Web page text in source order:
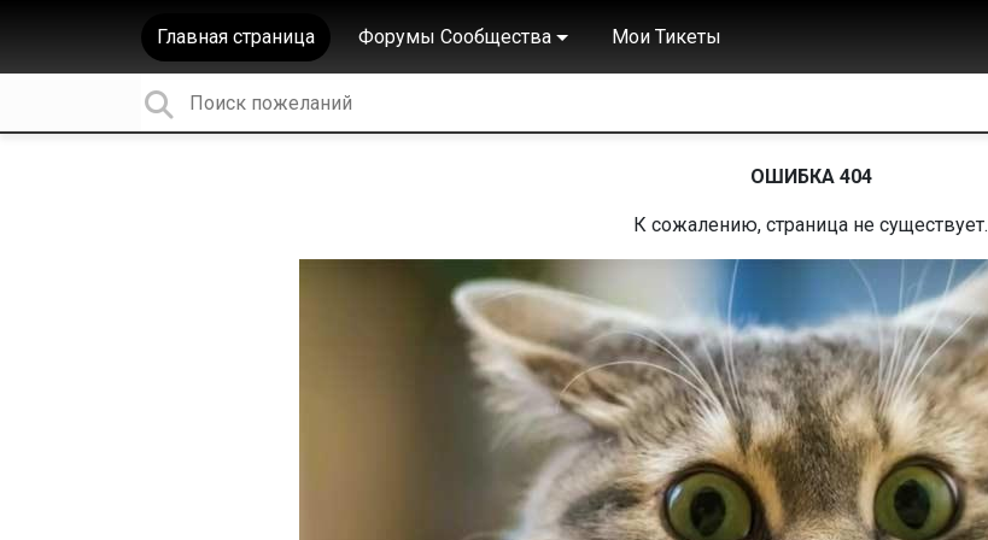
Главная страница Форумы Сообщества Мои Тикеты
ОШИБКА 404
К сожалению, страница не существует.